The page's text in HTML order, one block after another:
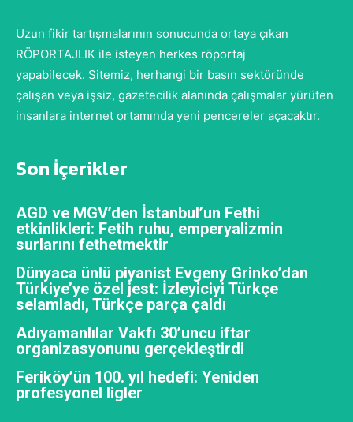
Uzun fikir tartışmalarının sonucunda ortaya çıkan
RÖPORTAJLIK ile isteyen herkes röportaj
yapabilecek. Sitemiz, herhangi bir basın sektöründe
çalışan veya işsiz, gazetecilik alanında çalışmalar yürüten
insanlara internet ortamında yeni pencereler açacaktır.
Son İçerikler
AGD ve MGV’den İstanbul’un Fethi
etkinlikleri: Fetih ruhu, emperyalizmin
surlarını fethetmektir
Dünyaca ünlü piyanist Evgeny Grinko’dan
Türkiye’ye özel jest: İzleyiciyi Türkçe
selamladı, Türkçe parça çaldı
Adıyamanlılar Vakfı 30’uncu iftar
organizasyonunu gerçekleştirdi
Feriköy’ün 100. yıl hedefi: Yeniden
profesyonel ligler